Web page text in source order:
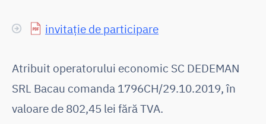
invitație de participare
Atribuit operatorului economic SC DEDEMAN
SRL Bacau comanda 1796CH/29.10.2019, în
valoare de 802,45 lei fără TVA.